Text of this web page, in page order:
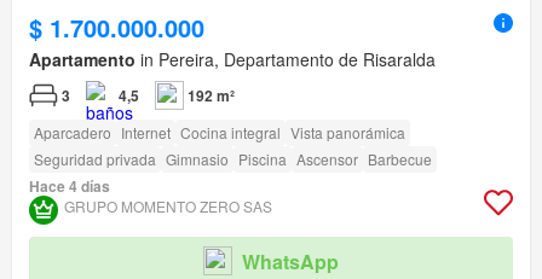
$ 1.700.000.000
Apartamento in Pereira, Departamento de Risaralda
3 4,5 192 m²
Aparcadero Internet Cocina integral Vista panorámica
Seguridad privada Gimnasio Piscina Ascensor Barbecue
Hace 4 días
GRUPO MOMENTO ZERO SAS
WhatsApp